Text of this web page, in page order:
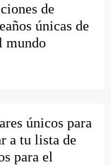
de
únicas de
mundo
únicos para
a tu lista de
para el